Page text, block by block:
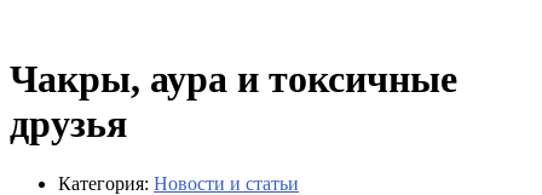
Чакры, аура и токсичные
друзья
Категория: Новости и статьи